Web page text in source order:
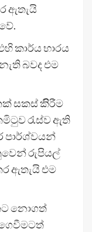
ඇතැයි
කාර්ය භාරය
බවද එම
සකස් කිිරීම
රැස්ව ඇති
පාර්ශ්වයන්
රුපියල්
ඇතැයි එම
නොගත්